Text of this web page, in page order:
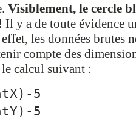
Visiblement, le cercle
Il y a de toute évidence
les données brutes
compte des
calcul suivant :
5
5